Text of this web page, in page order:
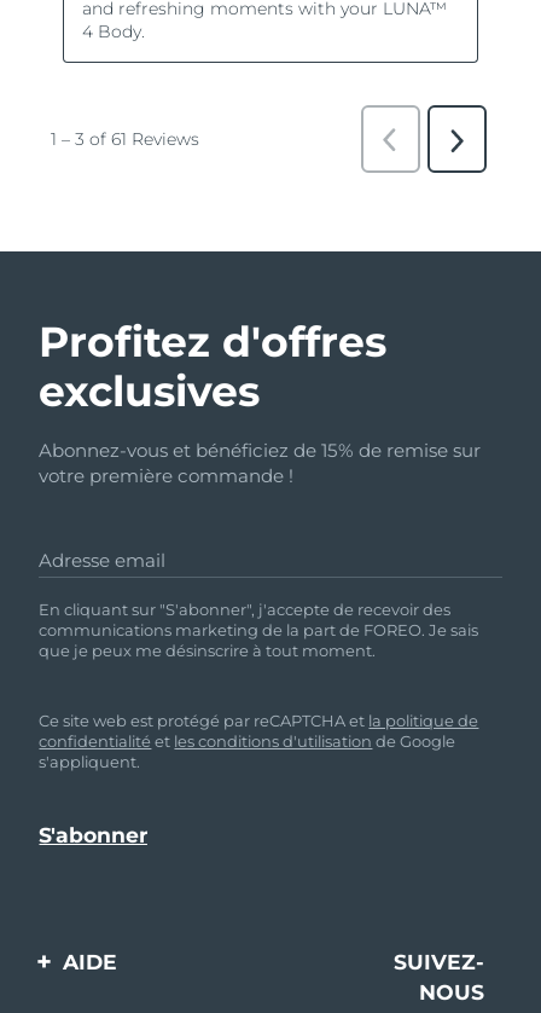
Profitez d'offres
exclusives
Abonnez-vous et bénéficiez de 15% de remise sur
votre première commande !
Adresse email
En cliquant sur "S'abonner", j'accepte de recevoir des
communications marketing de la part de FOREO. Je sais
que je peux me désinscrire à tout moment.
Ce site web est protégé par reCAPTCHA et la politique de
confidentialité et les conditions d'utilisation de Google
s'appliquent.
AIDE
SUIVEZ-
NOUS